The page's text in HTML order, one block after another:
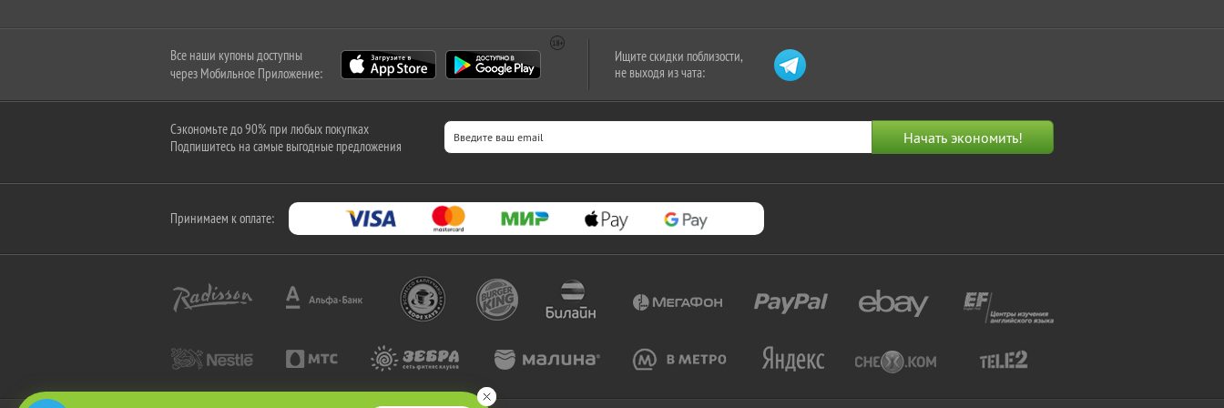
Все наши купоны доступны
через Мобильное Приложение:
Ищите скидки поблизости,
не выходя из чата:
Сэкономьте до 90% при любых покупках
Подпишитесь на самые выгодные предложения
Принимаем к оплате: